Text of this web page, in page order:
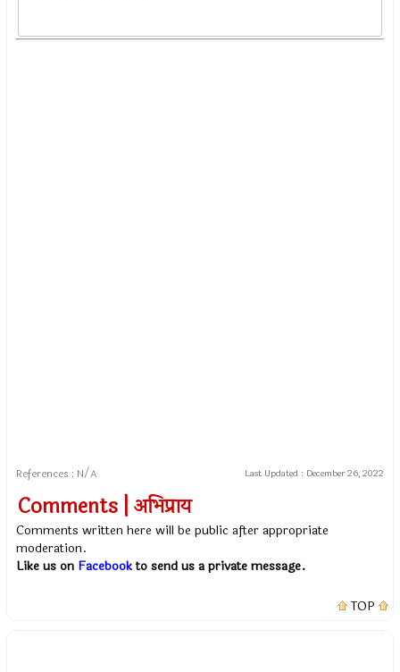
References : N/A Last Updated : December 26, 2022
Comments | अभिप्राय
Comments written here will be public after appropriate
moderation.
Like us on Facebookto send us a private message.
TOP